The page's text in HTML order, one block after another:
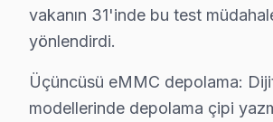
Beylikdüzü Bölgesi ve Dijitsu
Beylikdüzü Mahalle Bazlı
vakanın 31'inde bu test
yönlendirdi.
Üçüncüsü eMMC depolama:
modellerinde depolama çipi